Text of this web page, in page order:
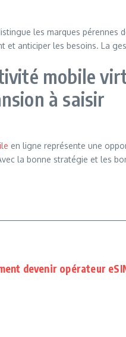
les marques
et anticiper les besoins. La
mobile
à saisir
en ligne représente une
la bonne stratégie et les
devenir opérateur